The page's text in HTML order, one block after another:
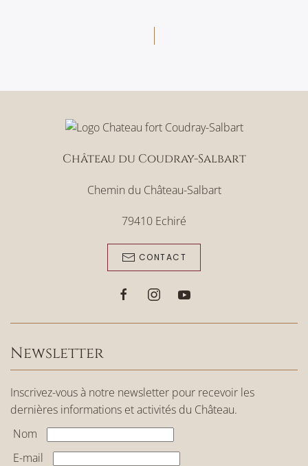
Château du Coudray-Salbart
Chemin du Château-Salbart
79410 Echiré
CONTACT
Newsletter
Inscrivez-vous à notre newsletter pour recevoir les
dernières informations et activités du Château.
Nom
E-mail